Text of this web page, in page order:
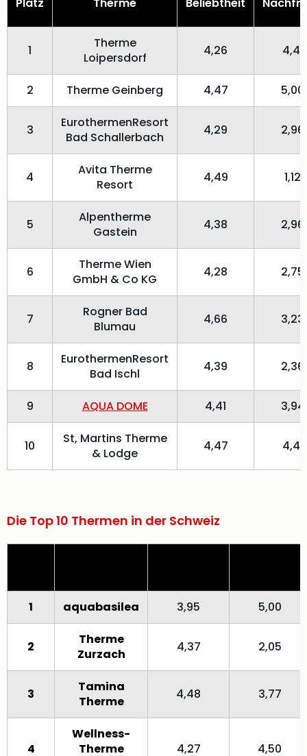
1
Therme
Loipersdorf
4,26 4,41
2 Therme Geinberg 4,47 5,00
3
EurothermenResort
Bad Schallerbach
4,29 2,96
4
Avita Therme
Resort
4,49 1,12
5
Alpentherme
Gastein
4,38 2,96
6
Therme Wien
GmbH & Co KG
4,28 2,75
7
Rogner Bad
Blumau
4,66 3,23
8
EurothermenResort
Bad Ischl
4,39 2,36
9 AQUA DOME 4,41 3,94
10
St, Martins Therme
& Lodge
4,47 4,41
Die Top 10 Thermen in der Schweiz
1 aquabasilea 3,95 5,00
2
Therme
Zurzach
4,37 2,05
3
Tamina
Therme
4,48 3,77
4
Wellness-
Therme
4,27 4,50